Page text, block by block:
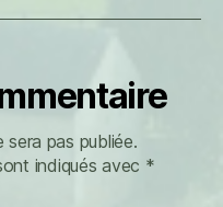
pas publiée.
indiqués avec *